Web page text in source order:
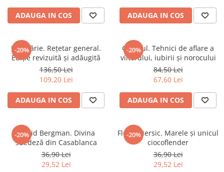
Manuale scolare/Cursuri
Medicină
Poezie
Politică/Geopolitică
Psihologie
Sociologie
Sport
Stiinte/Educatie
ADAUGA IN COS ADAUGA IN COS
-20%
Bucătărie. Rețetar general.
Ediție revizuită și adăugită
136,50 Lei
109,20 Lei
ADAUGA IN COS
-20%
Ghicitul. Tehnici de aflare a
viitorului, iubirii și norocului
84,50 Lei
67,60 Lei
ADAUGA IN COS
-20%
Ingrid Bergman. Divina
suedeză din Casablanca
36,90 Lei
29,52 Lei
-20%
Florin Piersic. Marele și unicul
ciocoflender
36,90 Lei
29,52 Lei